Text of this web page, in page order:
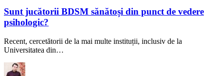
Sunt jucătorii BDSM sănătoși din punct de vedere
psihologic?
Recent, cercetătorii de la mai multe instituții, inclusiv de la
Universitatea din…